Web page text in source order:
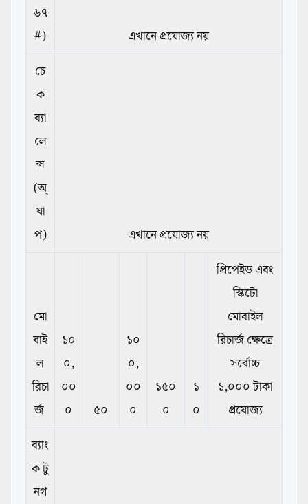
৬৭
#)
এখানে প্রযোজ্য নয়
চে
ক
ব্যা
লে
ন্স
(অ্
যা
প)
এখানে প্রযোজ্য নয়
মো
বাই
ল
রিচা
র্জ
১০
০,
০০
০
৫০
১০
০,
০০
০
১৫০
০
১
০
প্রিপেইড এবং
স্কিটো
মোবাইল
রিচার্জ ক্ষেত্রে
সর্বোচ্চ
১,০০০ টাকা
প্রযোজ্য
ব্যাং
ক টু
নগ